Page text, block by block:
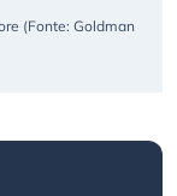
(Fonte: Goldman